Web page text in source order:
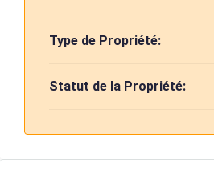
Type de Propriété:
Statut de la Propriété: